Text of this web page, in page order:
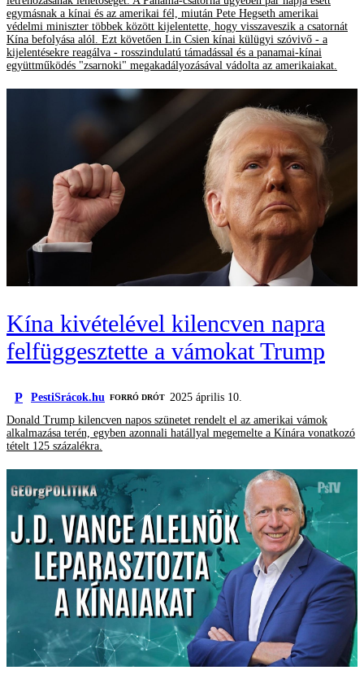
egymásnak a kínai és az amerikai fél, miután Pete Hegseth amerikai
védelmi miniszter többek között kijelentette, hogy visszaveszik a csatornát
Kína befolyása alól. Ezt követően Lin Csien kínai külügyi szóvivő - a
kijelentésekre reagálva - rosszindulatú támadással és a panamai-kínai
együttműködés "zsarnoki" megakadályozásával vádolta az amerikaiakat.
Kína kivételével kilencven napra
felfüggesztette a vámokat Trump
P PestiSrácok.hu FORRÓ DRÓT 2025 április 10.
Donald Trump kilencven napos szünetet rendelt el az amerikai vámok
alkalmazása terén, egyben azonnali hatállyal megemelte a Kínára vonatkozó
tételt 125 százalékra.